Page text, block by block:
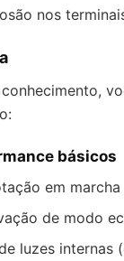
nos
básicos
em marcha
de modo
luzes internas